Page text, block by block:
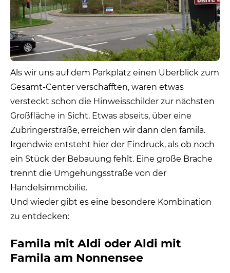
Als wir uns auf dem Parkplatz einen Überblick zum
Gesamt-Center verschafften, waren etwas
versteckt schon die Hinweisschilder zur nächsten
Großfläche in Sicht. Etwas abseits, über eine
Zubringerstraße, erreichen wir dann den famila.
Irgendwie entsteht hier der Eindruck, als ob noch
ein Stück der Bebauung fehlt. Eine große Brache
trennt die Umgehungsstraße von der
Handelsimmobilie.
Und wieder gibt es eine besondere Kombination
zu entdecken:
Famila mit Aldi oder Aldi mit
Famila am Nonnensee